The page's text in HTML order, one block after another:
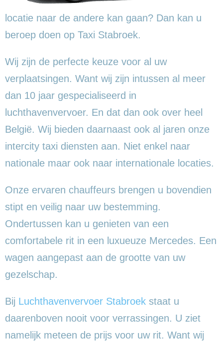
locatie naar de andere kan gaan? Dan kan u
beroep doen op Taxi Stabroek.
Wij zijn de perfecte keuze voor al uw
verplaatsingen. Want wij zijn intussen al meer
dan 10 jaar gespecialiseerd in
luchthavenvervoer. En dat dan ook over heel
België. Wij bieden daarnaast ook al jaren onze
intercity taxi diensten aan. Niet enkel naar
nationale maar ook naar internationale locaties.
Onze ervaren chauffeurs brengen u bovendien
stipt en veilig naar uw bestemming.
Ondertussen kan u genieten van een
comfortabele rit in een luxueuze Mercedes. Een
wagen aangepast aan de grootte van uw
gezelschap.
Bij Luchthavenvervoer Stabroek staat u
daarenboven nooit voor verrassingen. U ziet
namelijk meteen de prijs voor uw rit. Want wij